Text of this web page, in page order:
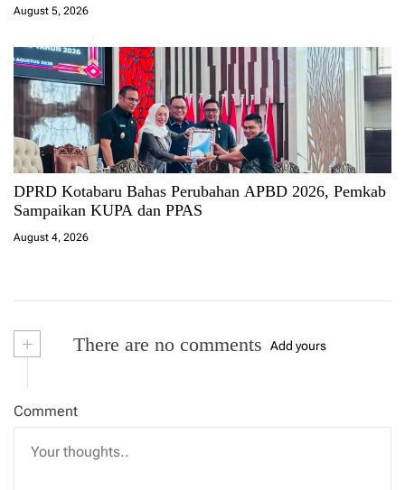
August 5, 2026
DPRD Kotabaru Bahas Perubahan APBD 2026, Pemkab
Sampaikan KUPA dan PPAS
August 4, 2026
+ There are no comments Add yours
Comment